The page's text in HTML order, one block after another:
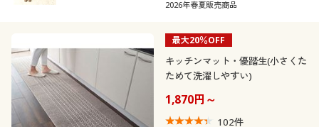
2026年春夏販売商品
最大20％OFF
キッチンマット・優踏生(小さくた
ためて洗濯しやすい)
1,870円～
102件